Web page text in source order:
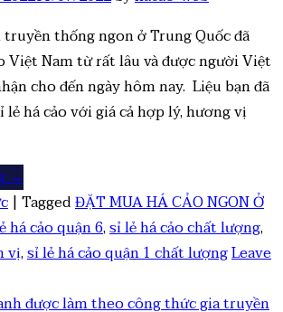
truyền thống ngon ở Trung Quốc đã
Việt Nam từ rất lâu và được người Việt
cho đến ngày hôm nay. Liệu bạn đã
há cảo với giá cả hợp lý, hương vị
→
| TaggedĐẶT MUA HÁ CẢO NGON Ở
há cảo quận 6,sỉ lẻ há cảo chất lượng,
vị,sỉ lẻ há cảo quận 1 chất lượngLeave